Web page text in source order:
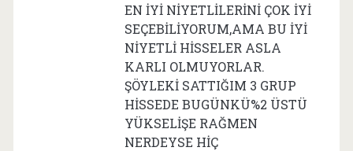
EN İYİ NİYETLİLERİNİ ÇOK İYİ
SEÇEBİLİYORUM,AMA BU İYİ
NİYETLİ HİSSELER ASLA
KARLI OLMUYORLAR.
ŞÖYLEKİ SATTIĞIM 3 GRUP
HİSSEDE BUGÜNKÜ%2 ÜSTÜ
YÜKSELİŞE RAĞMEN
NERDEYSE HİÇ